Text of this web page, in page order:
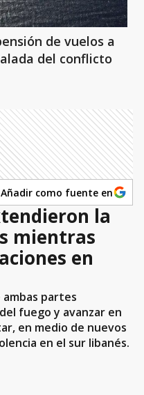
de vuelos a
del conflicto
Añadir como fuente en
la
mientras
en
partes
fuego y avanzar en
en medio de nuevos
en el sur libanés.